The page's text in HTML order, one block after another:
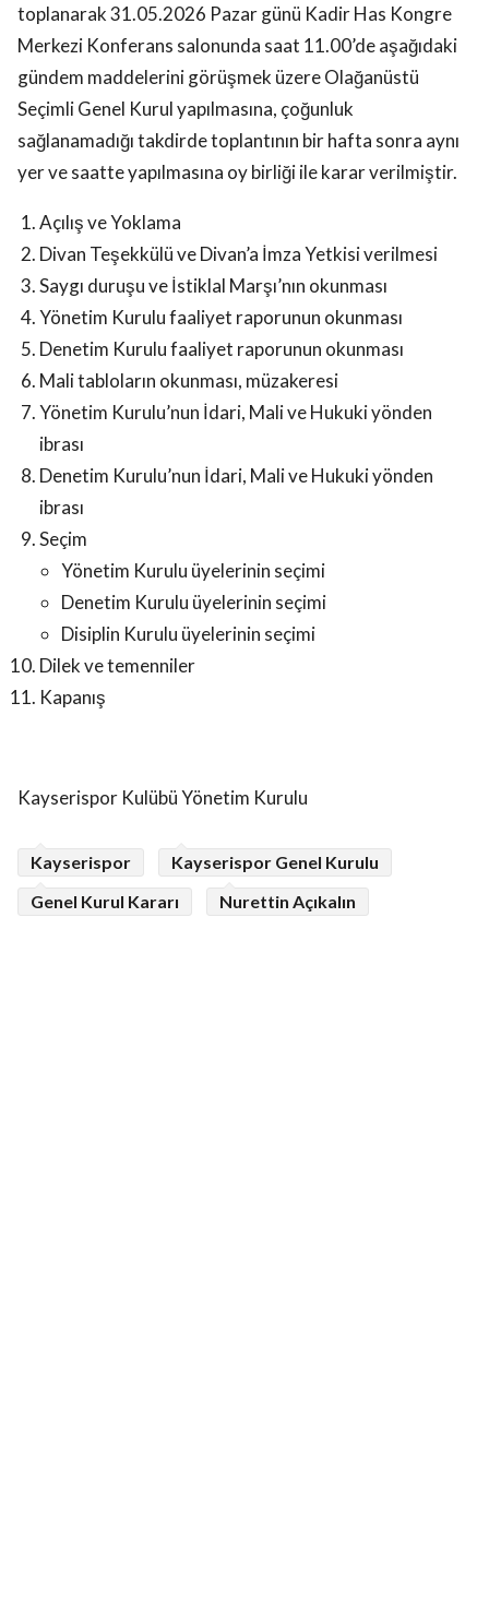
toplanarak 31.05.2026 Pazar günü Kadir Has Kongre
Merkezi Konferans salonunda saat 11.00’de aşağıdaki
gündem maddelerini görüşmek üzere Olağanüstü
Seçimli Genel Kurul yapılmasına, çoğunluk
sağlanamadığı takdirde toplantının bir hafta sonra aynı
yer ve saatte yapılmasına oy birliği ile karar verilmiştir.
Açılış ve Yoklama
Divan Teşekkülü ve Divan’a İmza Yetkisi verilmesi
Saygı duruşu ve İstiklal Marşı’nın okunması
Yönetim Kurulu faaliyet raporunun okunması
Denetim Kurulu faaliyet raporunun okunması
Mali tabloların okunması, müzakeresi
Yönetim Kurulu’nun İdari, Mali ve Hukuki yönden
ibrası
Denetim Kurulu’nun İdari, Mali ve Hukuki yönden
ibrası
Seçim
Yönetim Kurulu üyelerinin seçimi
Denetim Kurulu üyelerinin seçimi
Disiplin Kurulu üyelerinin seçimi
Dilek ve temenniler
Kapanış
Kayserispor Kulübü Yönetim Kurulu
Kayserispor
Kayserispor Genel Kurulu
Genel Kurul Kararı
Nurettin Açıkalın